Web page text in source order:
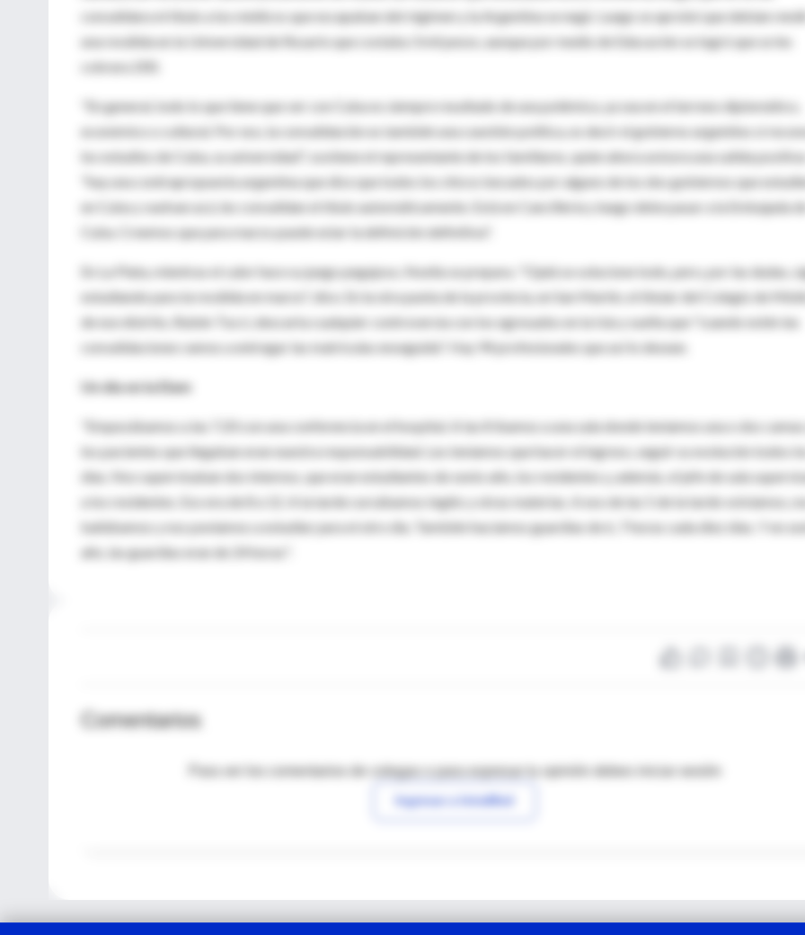
convalidara el título a los médicos que escapaban del régimen y la Argentina se negó. Luego se aprobó que debían rendir
una reválida en la Universidad de Rosario que costaba 3 mil pesos, aunque por medio de Educación se logró que se les
cobrara 200.
"En general, todo lo que tiene que ver con Cuba es siempre resultado de una polémica, ya sea en el terreno diplomático,
económico o cultural. Por eso, la convalidación es también una cuestión política, es decir el gobierno argentino sí
los estudios de Cuba, su universidad", sostiene el representante de los familiares, quien ahora avizora una salida positiva:
"hay una contrapropuesta argentina que dice que todos los chicos becados por alguno de los dos gobiernos que
en Cuba y vuelvan acá, les convalidan el título automáticamente. Está en Cancillería y luego debe pasar a la Embajada de
Cuba. Creemos que para marzo puede estar la definición definitiva".
En La Plata, mientras el calor hace su juego pegajoso, Noelia se prepara. "Ojalá se solucione todo, pero, por las dudas,
estudiando para la reválida en marzo", dice. En la otra punta de la provincia, en San Martín, el titular del Colegio de
de ese distrito, Rubén Tucci, descarta cualquier controversia con los egresados en la Isla y suelta que "cuando estén las
convalidaciones vamos a entregar las matrículas enseguida". Hay 94 profesionales que así lo desean.
Un día en la Elam
"Empezábamos a las 7.20 con una conferencia en el hospital. A las 8 íbamos a una sala donde teníamos una o dos camas y
los pacientes que llegaban eran nuestra responsabilidad. Les teníamos que hacer el ingreso, seguir su evolución todos los
días. Nos supervisaban dos internos, que eran estudiantes de sexto año, los residentes y, además, el jefe de sala
a los residentes. Eso era de 8 a 12. A la tarde cursábamos inglés y otras materias. A eso de las 5 de la tarde volvíamos,
bañábamos y nos poníamos a estudiar para el otro día. También hacíamos guardias de 6, 7 horas cada diez días. Y en
año, las guardias eran de 24 horas".
Comentarios
Para ver los comentarios de colegas o para expresar tu opinión debes iniciar sesión
Ingresar a IntraMed